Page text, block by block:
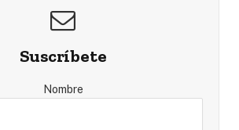
Suscríbete
Nombre